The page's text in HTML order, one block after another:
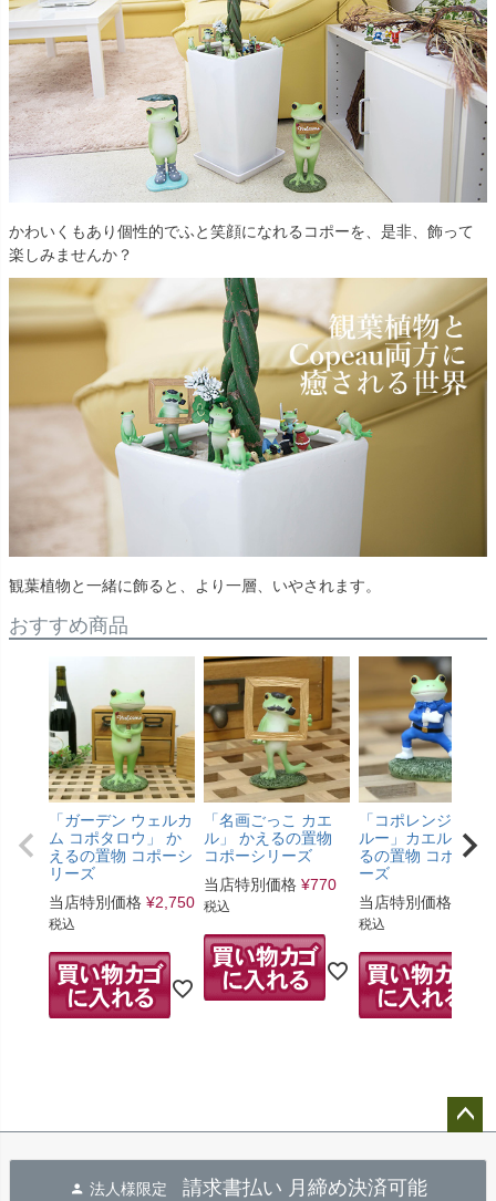
かわいくもあり個性的でふと笑顔になれるコポーを、是非、飾って
楽しみませんか？
観葉植物と一緒に飾ると、より一層、いやされます。
おすすめ商品
「ガーデン ウェルカ
ム コポタロウ」 か
えるの置物 コポーシ
リーズ
当店特別価格 ¥2,750
税込
「名画ごっこ カエ
ル」 かえるの置物
コポーシリーズ
当店特別価格 ¥770
税込
「コポレンジャー
ルー」カエル・か
るの置物 コポーシ
ーズ
当店特別価格
税込
法人様限定 請求書払い 月締め決済可能